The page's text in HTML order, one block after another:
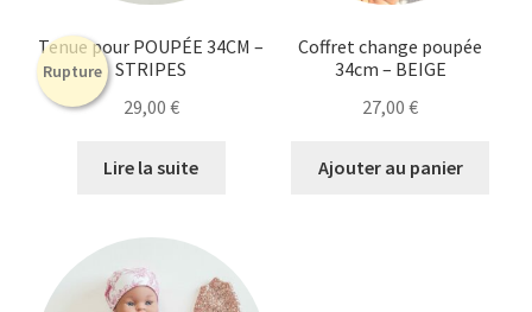
Rupture
Tenue pour POUPÉE 34CM –
STRIPES
29,00 €
Lire la suite
Coffret change poupée
34cm – BEIGE
27,00€
Ajouter au panier